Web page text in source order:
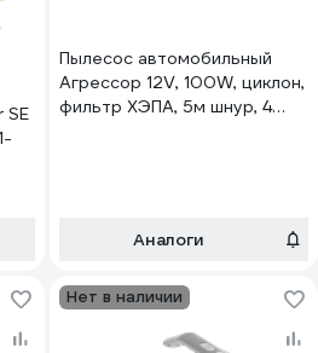
SE
Пылесос автомобильный
Агрессор 12V, 100W, циклон,
фильтр ХЭПА, 5м шнур, 4
Аналоги
Нет в наличии